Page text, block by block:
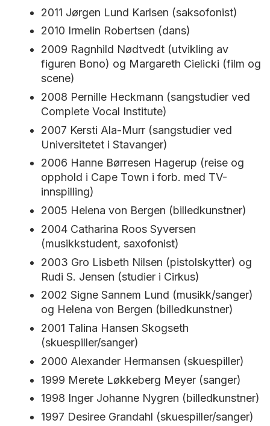
2011 Jørgen Lund Karlsen (saksofonist)
2010 Irmelin Robertsen (dans)
2009 Ragnhild Nødtvedt (utvikling av
figuren Bono) og Margareth Cielicki (film og
scene)
2008 Pernille Heckmann (sangstudier ved
Complete Vocal Institute)
2007 Kersti Ala-Murr (sangstudier ved
Universitetet i Stavanger)
2006 Hanne Børresen Hagerup (reise og
opphold i Cape Town i forb. med TV-
innspilling)
2005 Helena von Bergen (billedkunstner)
2004 Catharina Roos Syversen
(musikkstudent, saxofonist)
2003 Gro Lisbeth Nilsen (pistolskytter) og
Rudi S. Jensen (studier i Cirkus)
2002 Signe Sannem Lund (musikk/sanger)
og Helena von Bergen (billedkunstner)
2001 Talina Hansen Skogseth
(skuespiller/sanger)
2000 Alexander Hermansen (skuespiller)
1999 Merete Løkkeberg Meyer (sanger)
1998 Inger Johanne Nygren (billedkunstner)
1997 Desiree Grandahl (skuespiller/sanger)